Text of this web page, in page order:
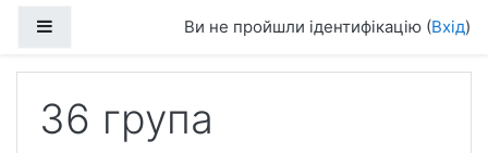
Ви не пройшли ідентифікацію (Вхід)
36 група